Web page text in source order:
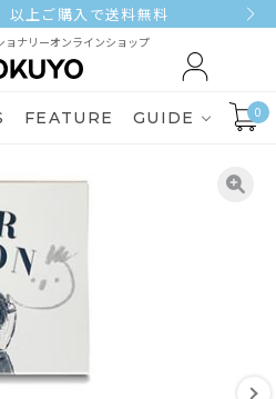
以上ご購入で送料無料
ョナリーオンラインショップ
FEATURE GUIDE 0